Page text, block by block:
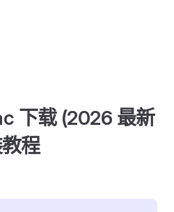
下载 (2026 最新
程